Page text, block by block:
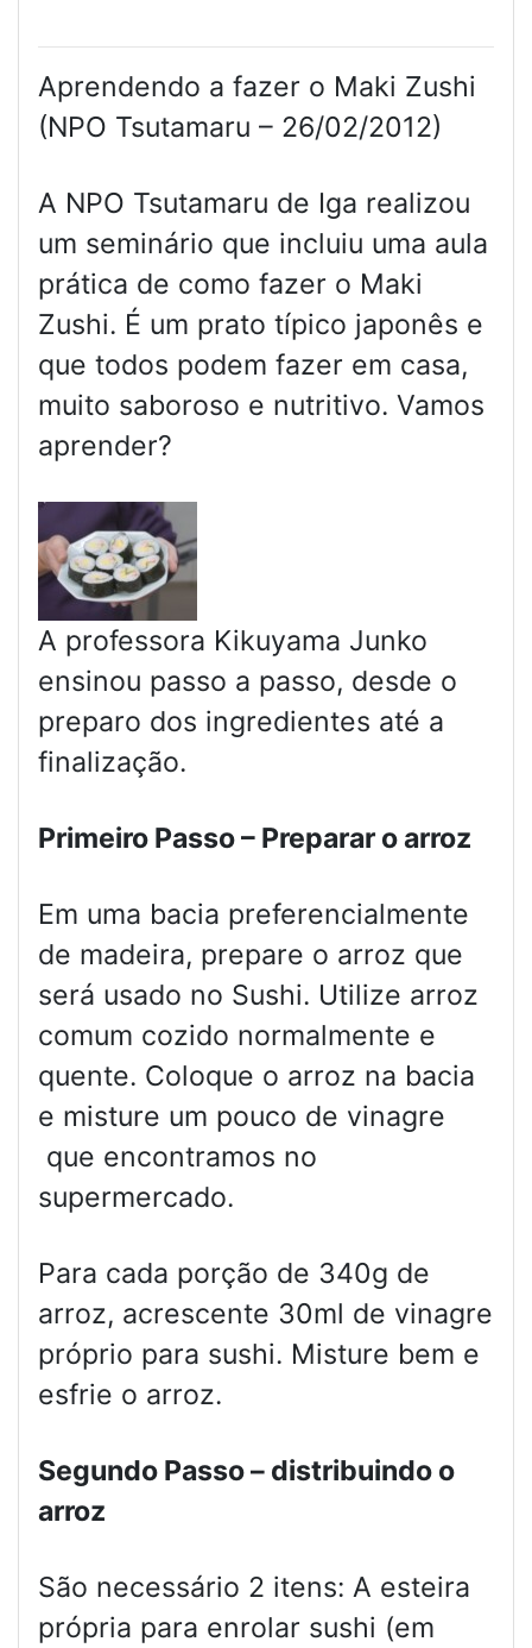
Aprendendo a fazer o Maki Zushi
(NPO Tsutamaru – 26/02/2012)
A NPO Tsutamaru de Iga realizou
um seminário que incluiu uma aula
prática de como fazer o Maki
Zushi. É um prato típico japonês e
que todos podem fazer em casa,
muito saboroso e nutritivo. Vamos
aprender?
A professora Kikuyama Junko
ensinou passo a passo, desde o
preparo dos ingredientes até a
finalização.
Primeiro Passo – Preparar o arroz
Em uma bacia preferencialmente
de madeira, prepare o arroz que
será usado no Sushi. Utilize arroz
comum cozido normalmente e
quente. Coloque o arroz na bacia
e misture um pouco de vinagre
que encontramos no
supermercado.
Para cada porção de 340g de
arroz, acrescente 30ml de vinagre
próprio para sushi. Misture bem e
esfrie o arroz.
Segundo Passo – distribuindo o
arroz
São necessário 2 itens: A esteira
própria para enrolar sushi (em